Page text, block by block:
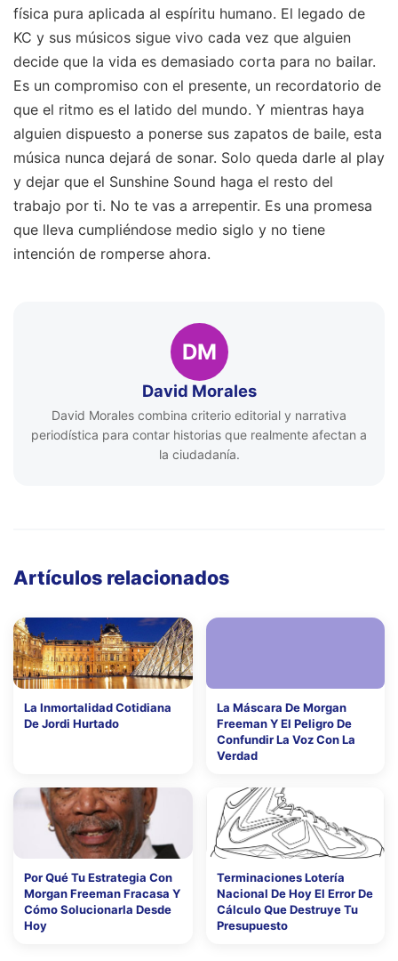
física pura aplicada al espíritu humano. El legado de
KC y sus músicos sigue vivo cada vez que alguien
decide que la vida es demasiado corta para no bailar.
Es un compromiso con el presente, un recordatorio de
que el ritmo es el latido del mundo. Y mientras haya
alguien dispuesto a ponerse sus zapatos de baile, esta
música nunca dejará de sonar. Solo queda darle al play
y dejar que el Sunshine Sound haga el resto del
trabajo por ti. No te vas a arrepentir. Es una promesa
que lleva cumpliéndose medio siglo y no tiene
intención de romperse ahora.
DM
David Morales
David Morales combina criterio editorial y narrativa
periodística para contar historias que realmente afectan a
la ciudadanía.
Artículos relacionados
La Inmortalidad Cotidiana
De Jordi Hurtado
La Máscara De Morgan
Freeman Y El Peligro De
Confundir La Voz Con La
Verdad
Por Qué Tu Estrategia Con
Morgan Freeman Fracasa Y
Cómo Solucionarla Desde
Hoy
Terminaciones Lotería
Nacional De Hoy El Error De
Cálculo Que Destruye Tu
Presupuesto